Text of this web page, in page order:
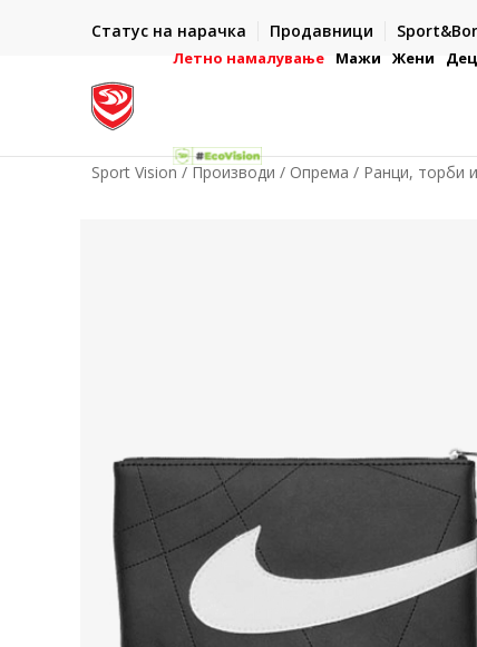
Статус на нарачка Продавници
- на сите нарачки во готово или со електронска
Летно намалување Мажи Жени
Sport Vision Производи Опрема Ранци, торби